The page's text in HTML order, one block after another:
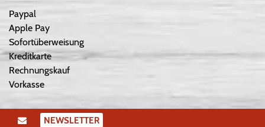
Paypal
Apple Pay
Sofortüberweisung
Kreditkarte
Rechnungskauf
Vorkasse
NEWSLETTER